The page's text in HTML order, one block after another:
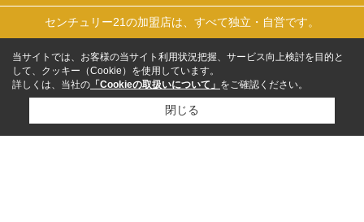
センチュリー21の加盟店は、すべて独立・自営です。
当サイトでは、お客様の当サイト利用状況把握、サービス向上検討を目的と
して、クッキー（Cookie）を使用しています。
詳しくは、当社の 「Cookieの取扱いについて」 をご確認ください。
閉じる